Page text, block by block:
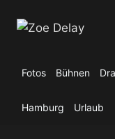
Inhalt
Fotos Bühnen
Hamburg Urlaub